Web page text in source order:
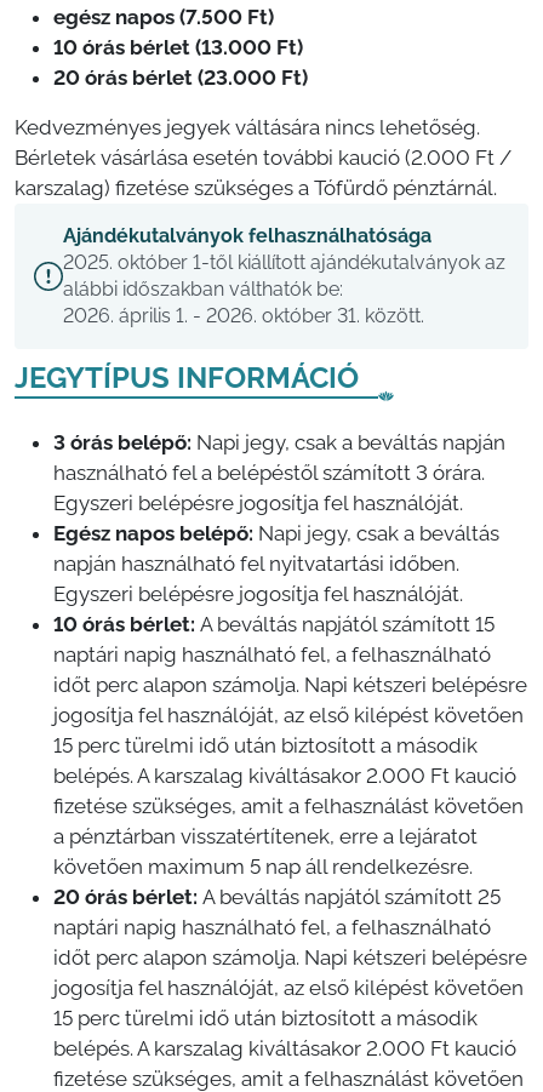
egész napos (7.500 Ft)
10 órás bérlet (13.000 Ft)
20 órás bérlet (23.000 Ft)
Kedvezményes jegyek váltására nincs lehetőség.
Bérletek vásárlása esetén további kaució (2.000 Ft /
karszalag) fizetése szükséges a Tófürdő pénztárnál.
Ajándékutalványok felhasználhatósága
2025. október 1-től kiállított ajándékutalványok az
alábbi időszakban válthatók be:
2026. április 1. - 2026. október 31. között.
JEGYTÍPUS INFORMÁCIÓ
3 órás belépő: Napi jegy, csak a beváltás napján
használható fel a belépéstől számított 3 órára.
Egyszeri belépésre jogosítja fel használóját.
Egész napos belépő: Napi jegy, csak a beváltás
napján használható fel nyitvatartási időben.
Egyszeri belépésre jogosítja fel használóját.
10 órás bérlet: A beváltás napjától számított 15
naptári napig használható fel, a felhasználható
időt perc alapon számolja. Napi kétszeri belépésre
jogosítja fel használóját, az első kilépést követően
15 perc türelmi idő után biztosított a második
belépés. A karszalag kiváltásakor 2.000 Ft kaució
fizetése szükséges, amit a felhasználást követően
a pénztárban visszatértítenek, erre a lejáratot
követően maximum 5 nap áll rendelkezésre.
20 órás bérlet: A beváltás napjától számított 25
naptári napig használható fel, a felhasználható
időt perc alapon számolja. Napi kétszeri belépésre
jogosítja fel használóját, az első kilépést követően
15 perc türelmi idő után biztosított a második
belépés. A karszalag kiváltásakor 2.000 Ft kaució
fizetése szükséges, amit a felhasználást követően